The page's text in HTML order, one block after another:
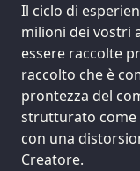
Il ciclo di
milioni dei vostri
essere raccolte
raccolto che è
prontezza del
strutturato come
con una
Creatore.